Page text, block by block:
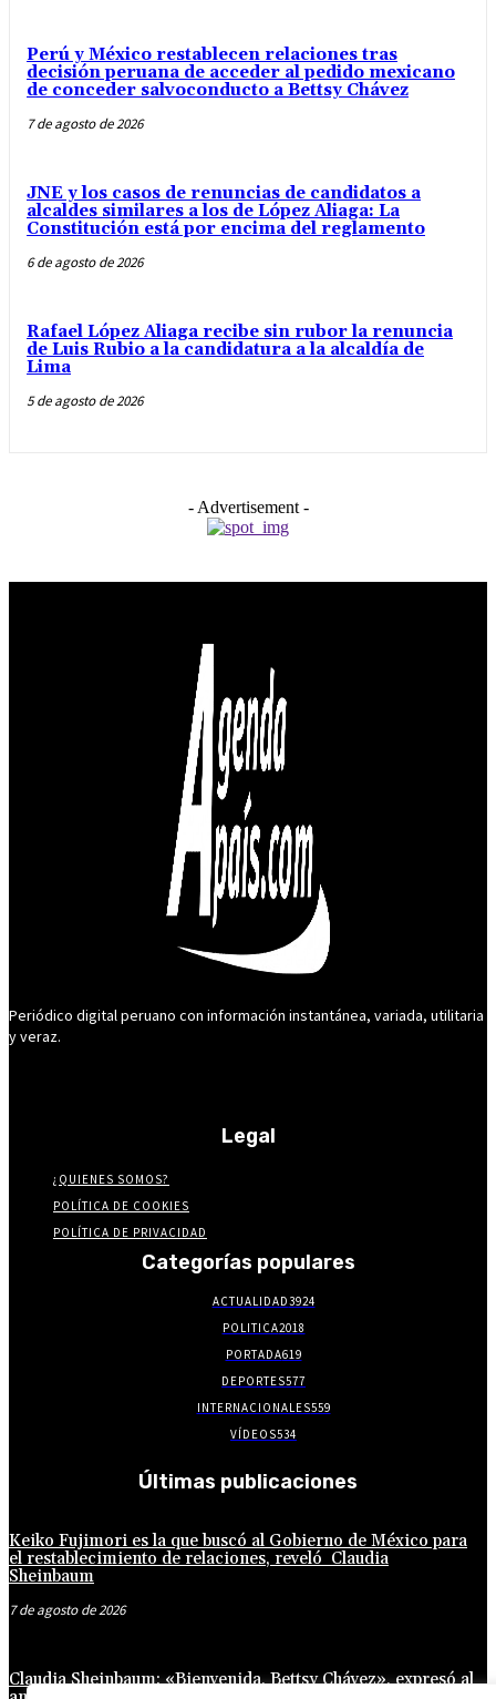
Perú y México restablecen relaciones tras
decisión peruana de acceder al pedido mexicano
de conceder salvoconducto a Bettsy Chávez
7 de agosto de 2026
JNE y los casos de renuncias de candidatos a
alcaldes similares a los de López Aliaga: La
Constitución está por encima del reglamento
6 de agosto de 2026
Rafael López Aliaga recibe sin rubor la renuncia
de Luis Rubio a la candidatura a la alcaldía de
Lima
5 de agosto de 2026
- Advertisement -
Periódico digital peruano con información instantánea, variada, utilitaria
y veraz.
Legal
¿QUIENES SOMOS?
POLÍTICA DE COOKIES
POLÍTICA DE PRIVACIDAD
Categorías populares
ACTUALIDAD3924
POLITICA2018
PORTADA619
DEPORTES577
INTERNACIONALES559
VÍDEOS534
Últimas publicaciones
Keiko Fujimori es la que buscó al Gobierno de México para
el restablecimiento de relaciones, reveló Claudia
Sheinbaum
7 de agosto de 2026
Claudia Sheinbaum: «Bienvenida, Bettsy Chávez», expresó al